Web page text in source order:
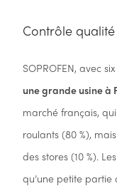
Contrôle qualité
SOPROFEN, avec
une grande usine à
marché français,
roulants (80 %),
des stores (10 %).
qu’une petite partie